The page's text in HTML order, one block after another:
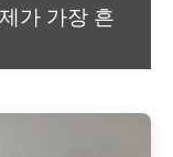
가 가장 흔